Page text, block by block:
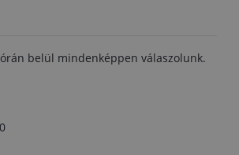
belül mindenképpen válaszolunk.